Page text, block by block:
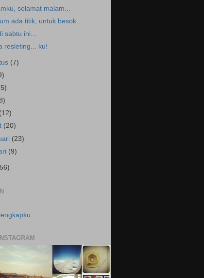
selamat malam...
ada titik, untuk besok...
sabtu ini...
resleting... ku!
(7)
(12)
(20)
(23)
(9)